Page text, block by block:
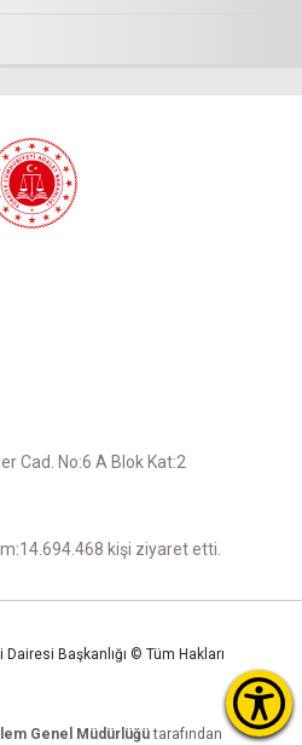
Cad. No:6 A Blok Kat:2
kişi ziyaret etti.
Dairesi Başkanlığı © Tüm Hakları
Genel Müdürlüğütarafından